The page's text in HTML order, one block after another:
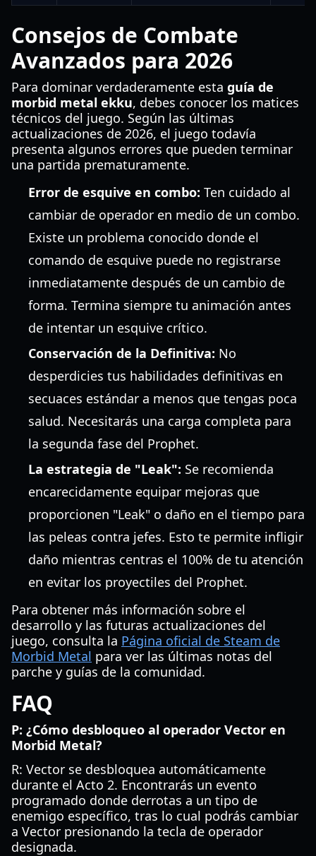
Consejos de Combate
Avanzados para 2026
Para dominar verdaderamente esta guía de
morbid metal ekku, debes conocer los matices
técnicos del juego. Según las últimas
actualizaciones de 2026, el juego todavía
presenta algunos errores que pueden terminar
una partida prematuramente.
Error de esquive en combo: Ten cuidado al
cambiar de operador en medio de un combo.
Existe un problema conocido donde el
comando de esquive puede no registrarse
inmediatamente después de un cambio de
forma. Termina siempre tu animación antes
de intentar un esquive crítico.
Conservación de la Definitiva: No
desperdicies tus habilidades definitivas en
secuaces estándar a menos que tengas poca
salud. Necesitarás una carga completa para
la segunda fase del Prophet.
La estrategia de "Leak": Se recomienda
encarecidamente equipar mejoras que
proporcionen "Leak" o daño en el tiempo para
las peleas contra jefes. Esto te permite infligir
daño mientras centras el 100% de tu atención
en evitar los proyectiles del Prophet.
Para obtener más información sobre el
desarrollo y las futuras actualizaciones del
juego, consulta la Página oficial de Steam de
Morbid Metal para ver las últimas notas del
parche y guías de la comunidad.
FAQ
P: ¿Cómo desbloqueo al operador Vector en
Morbid Metal?
R: Vector se desbloquea automáticamente
durante el Acto 2. Encontrarás un evento
programado donde derrotas a un tipo de
enemigo específico, tras lo cual podrás cambiar
a Vector presionando la tecla de operador
designada.